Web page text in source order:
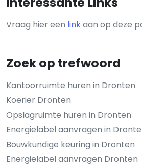
Vraag hier een linkaan op deze
Zoek op trefwoord
Kantoorruimte huren in Dronten
Koerier Dronten
Opslagruimte huren in Dronten
Energielabel aanvragen in
Bouwkundige keuring in Dronten
Energielabel aanvragen Dronten